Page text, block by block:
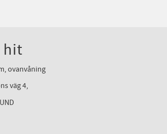
hit
ovanvåning
väg 4,